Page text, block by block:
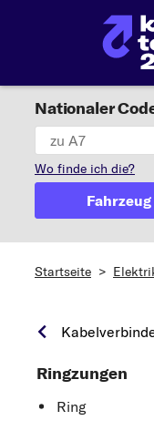
Nationaler
Wo finde ich die?
Startseite >
Ringzungen
Ring